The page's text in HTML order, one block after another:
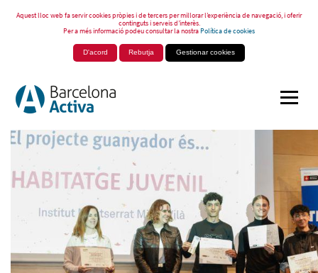
Aquest lloc web fa servir cookies pròpies i de tercers per millorar l’experiència de navegació, i oferir
continguts i serveis d’interès.
Per a més informació podeu consultar la nostraPolítica de cookies
D'acord Rebutja Gestionar cookies